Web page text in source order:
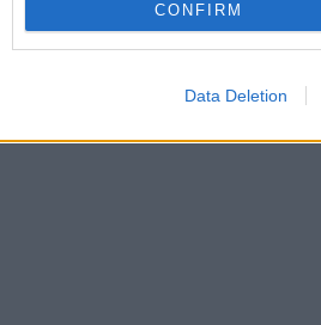
CONFIRM
Data Deletion